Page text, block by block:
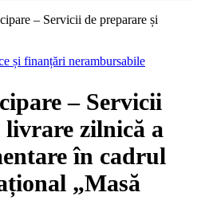
– Servicii de preparare și
și finanțări nerambursabile
– Servicii
livrare zilnică a
în cadrul
„Masă